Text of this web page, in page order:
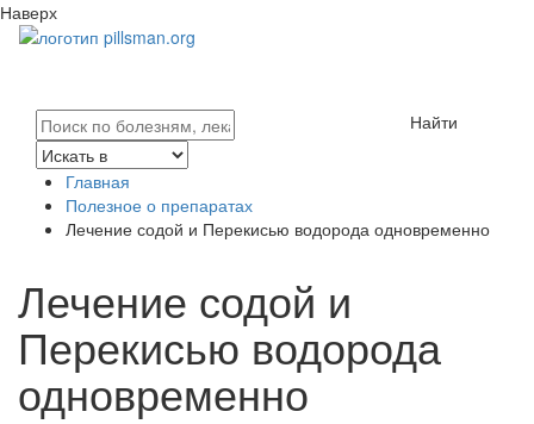
Наверх
Найти
Главная
Полезное о препаратах
Лечение содой и Перекисью водорода одновременно
Лечение содой и
Перекисью водорода
одновременно